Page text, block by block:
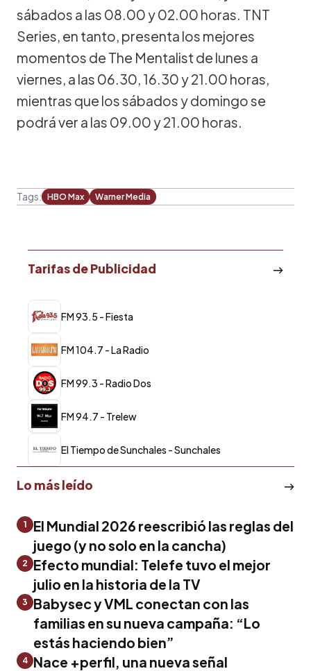
sábados a las 08.00 y 02.00 horas. TNT
Series, en tanto, presenta los mejores
momentos de The Mentalist de lunes a
viernes, a las 06.30, 16.30 y 21.00 horas,
mientras que los sábados y domingo se
podrá ver a las 09.00 y 21.00 horas.
Tags: HBO Max Warner Media
Tarifas de Publicidad
FM 93.5 - Fiesta
FM 104.7 - La Radio
FM 99.3 - Radio Dos
FM 94.7 - Trelew
El Tiempo de Sunchales - Sunchales
Lo más leído
1
El Mundial 2026 reescribió las reglas del
juego (y no solo en la cancha)
2
Efecto mundial: Telefe tuvo el mejor
julio en la historia de la TV
3
Babysec y VML conectan con las
familias en su nueva campaña: “Lo
estás haciendo bien”
4 Nace +perfil, una nueva señal